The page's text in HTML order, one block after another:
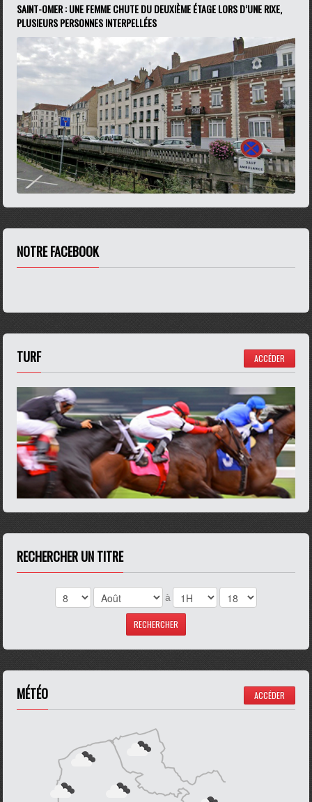
SAINT-OMER : UNE FEMME CHUTE DU DEUXIÈME ÉTAGE LORS D’UNE RIXE,
PLUSIEURS PERSONNES INTERPELLÉES
NOTRE FACEBOOK
TURF ACCÉDER
RECHERCHER UN TITRE
à
MÉTÉO ACCÉDER